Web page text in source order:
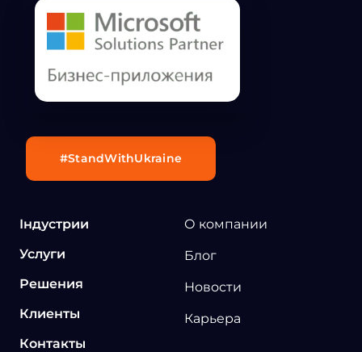
Індустрии
Услуги
Решения
Клиенты
Контакты
О компании
Блог
Новости
Карьера
#StandWithUkraine